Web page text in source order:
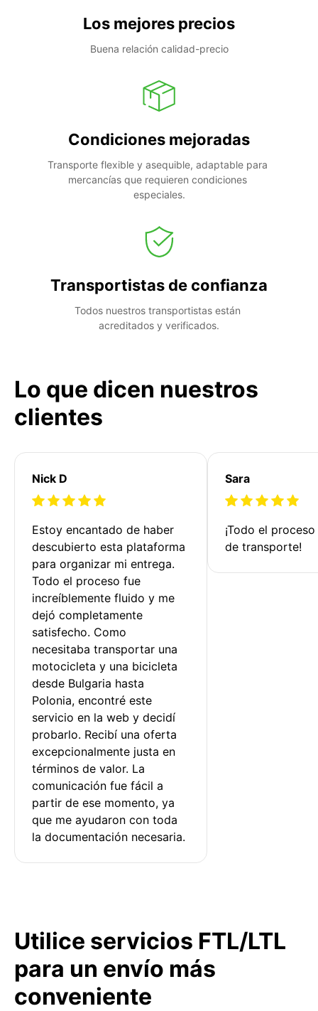
Los mejores precios
Buena relación calidad-precio
Condiciones mejoradas
Transporte flexible y asequible, adaptable para
mercancías que requieren condiciones
especiales.
Transportistas de confianza
Todos nuestros transportistas están
acreditados y verificados.
Lo que dicen nuestros
clientes
Nick D
Estoy encantado de haber
descubierto esta plataforma
para organizar mi entrega.
Todo el proceso fue
increíblemente fluido y me
dejó completamente
satisfecho. Como
necesitaba transportar una
motocicleta y una bicicleta
desde Bulgaria hasta
Polonia, encontré este
servicio en la web y decidí
probarlo. Recibí una oferta
excepcionalmente justa en
términos de valor. La
comunicación fue fácil a
partir de ese momento, ya
que me ayudaron con toda
la documentación necesaria.
Sara
¡Todo el
de transporte!
Utilice servicios FTL/LTL
para un envío más
conveniente